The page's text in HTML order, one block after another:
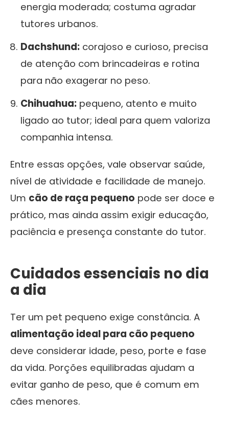
energia moderada; costuma agradar
tutores urbanos.
Dachshund: corajoso e curioso, precisa
de atenção com brincadeiras e rotina
para não exagerar no peso.
Chihuahua: pequeno, atento e muito
ligado ao tutor; ideal para quem valoriza
companhia intensa.
Entre essas opções, vale observar saúde,
nível de atividade e facilidade de manejo.
Um cão de raça pequeno pode ser doce e
prático, mas ainda assim exigir educação,
paciência e presença constante do tutor.
Cuidados essenciais no dia
a dia
Ter um pet pequeno exige constância. A
alimentação ideal para cão pequeno
deve considerar idade, peso, porte e fase
da vida. Porções equilibradas ajudam a
evitar ganho de peso, que é comum em
cães menores.